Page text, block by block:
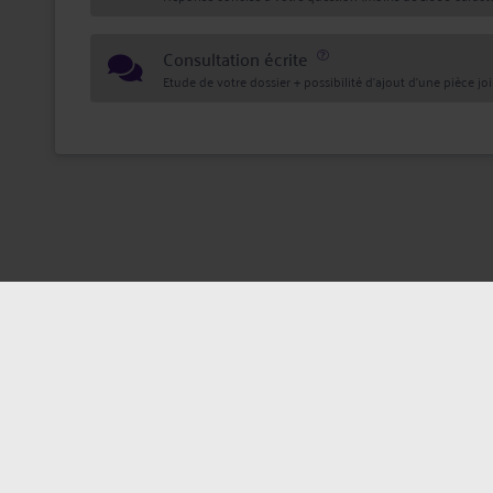
Consultation écrite
Etude de votre dossier + possibilité d'ajout d'une pièce